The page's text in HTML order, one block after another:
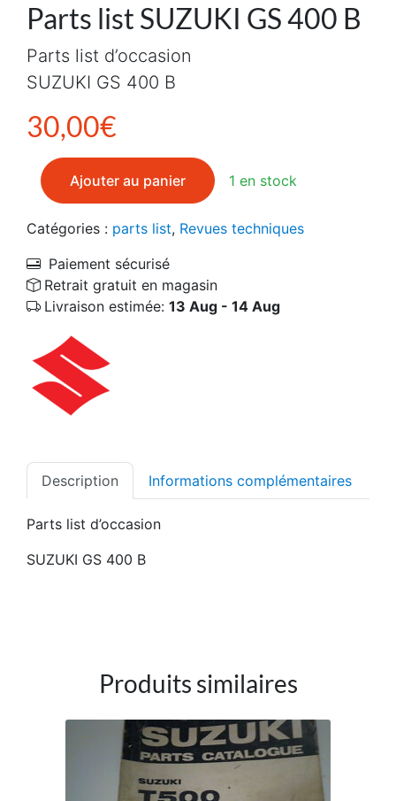
Parts list SUZUKI GS 400 B
30,00€
Parts list d’occasion
SUZUKI GS 400 B
1 en stock
quantité de Parts list SUZUKI GS 400 B
Ajouter au panier
Catégories : parts list, Revues techniques
Paiement sécurisé
Retrait gratuit en magasin
Livraison estimée: 13 Aug - 14 Aug
Description Informations complémentaires
Parts list d’occasion
SUZUKI GS 400 B
Produits similaires